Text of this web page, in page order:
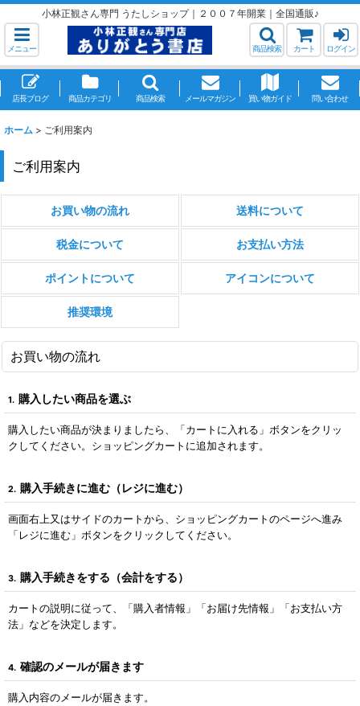
小林正観さん専門 うたしショップ｜２００７年開業｜全国通販♪
メニュー 商品検索 カート ログイン
店長ブログ 商品カテゴリ 商品検索 メールマガジン 買い物ガイド 問い合わせ
ホーム > ご利用案内
ご利用案内
お買い物の流れ 送料について
税金について お支払い方法
ポイントについて アイコンについて
推奨環境
お買い物の流れ
1. 購入したい商品を選ぶ
購入したい商品が決まりましたら、「カートに入れる」ボタンをクリッ
クしてください。ショッピングカートに追加されます。
2. 購入手続きに進む（レジに進む）
画面右上又はサイドのカートから、ショッピングカートのページへ進み
「レジに進む」ボタンをクリックしてください。
3. 購入手続きをする（会計をする）
カートの説明に従って、「購入者情報」「お届け先情報」「お支払い方
法」などを決定します。
4. 確認のメールが届きます
購入内容のメールが届きます。